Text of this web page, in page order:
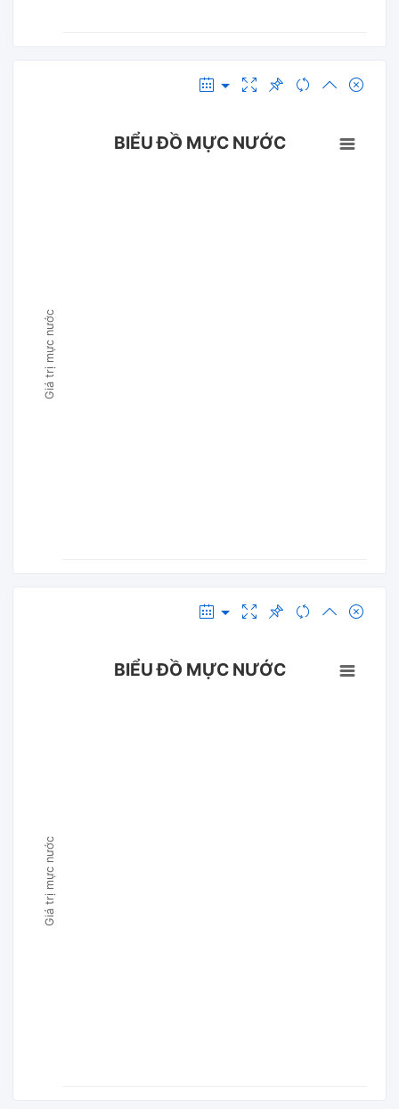
Giá trị mực nước
BIỂU ĐỒ MỰC NƯỚC
Giá trị mực nước
BIỂU ĐỒ MỰC NƯỚC